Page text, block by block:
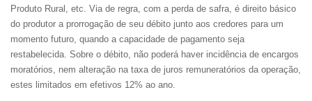
Produto Rural, etc. Via de regra, com a perda de safra, é direito básico
do produtor a prorrogação de seu débito junto aos credores para um
momento futuro, quando a capacidade de pagamento seja
restabelecida. Sobre o débito, não poderá haver incidência de encargos
moratórios, nem alteração na taxa de juros remuneratórios da operação,
estes limitados em efetivos 12% ao ano.